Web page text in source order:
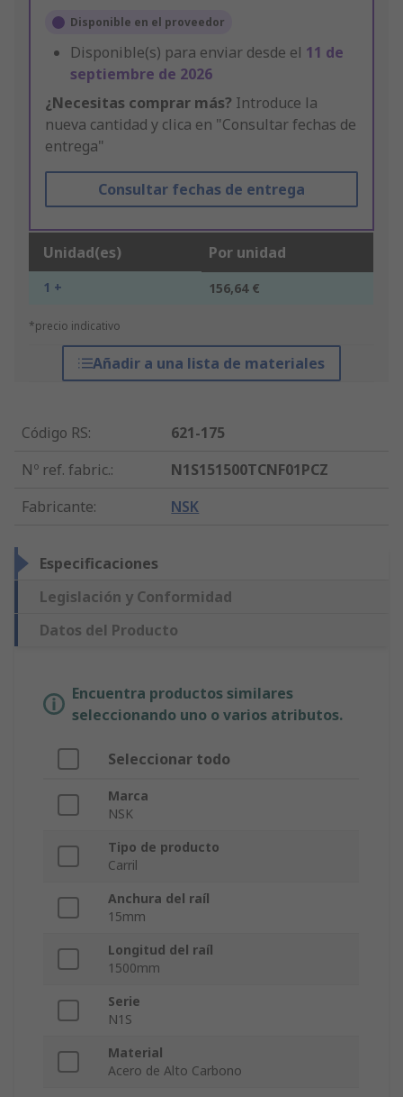
Disponible en el proveedor
Disponible(s) para enviar desde el 11 de
septiembre de 2026
¿Necesitas comprar más? Introduce la
nueva cantidad y clica en "Consultar fechas de
entrega"
Consultar fechas de entrega
Unidad(es) Por unidad
1 + 156,64 €
*precio indicativo
Añadir a una lista de materiales
Código RS:
621-175
Nº ref. fabric.:
N1S151500TCNF01PCZ
Fabricante: NSK
Especificaciones
Legislación y Conformidad
Datos del Producto
Encuentra productos similares
seleccionando uno o varios atributos.
Seleccionar todo
Marca
NSK
Tipo de producto
Carril
Anchura del raíl
15mm
Longitud del raíl
1500mm
Serie
N1S
Material
Acero de Alto Carbono